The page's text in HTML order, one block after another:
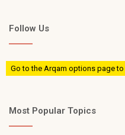
Follow Us
Go to the Arqam options page
Most Popular Topics